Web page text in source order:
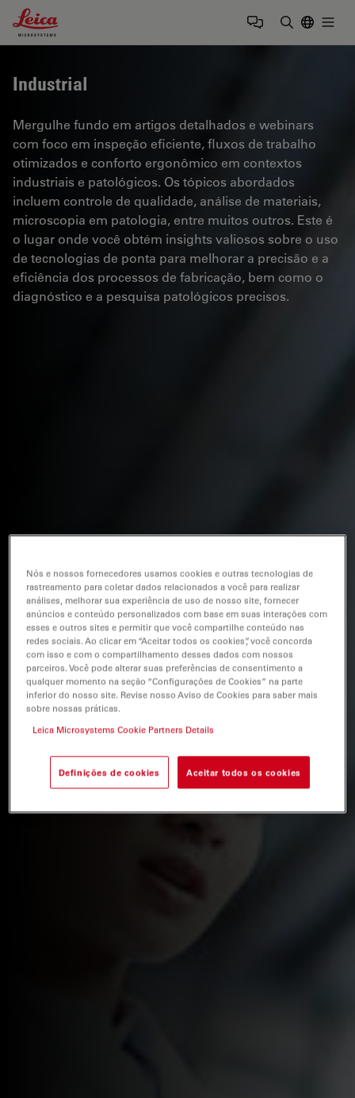
Leica Microsystems Logo
Industrial
Mergulhe fundo em artigos detalhados e webinars
com foco em inspeção eficiente, fluxos de trabalho
otimizados e conforto ergonômico em contextos
industriais e patológicos. Os tópicos abordados
incluem controle de qualidade, análise de materiais,
microscopia em patologia, entre muitos outros. Este é
o lugar onde você obtém insights valiosos sobre o uso
de tecnologias de ponta para melhorar a precisão e a
eficiência dos processos de fabricação, bem como o
diagnóstico e a pesquisa patológicos precisos.
Nós e nossos fornecedores usamos cookies e outras tecnologias de
rastreamento para coletar dados relacionados a você para realizar
análises, melhorar sua experiência de uso de nosso site, fornecer
anúncios e conteúdo personalizados com base em suas interações com
esses e outros sites e permitir que você compartilhe conteúdo nas
redes sociais. Ao clicar em “Aceitar todos os cookies”, você concorda
com isso e com o compartilhamento desses dados com nossos
parceiros. Você pode alterar suas preferências de consentimento a
qualquer momento na seção “Configurações de Cookies” na parte
inferior do nosso site. Revise nosso Aviso de Cookies para saber mais
sobre nossas práticas.
Leica Microsystems Cookie Partners Details
Definições de cookies Aceitar todos os cookies